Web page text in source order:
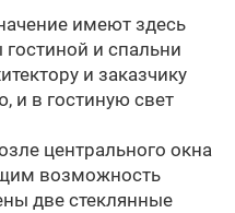
имеют здесь
и спальни
и заказчику
и в гостиную свет
центрального окна
возможность
две стеклянные